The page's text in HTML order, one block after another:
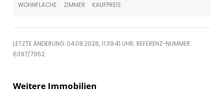
WOHNFLÄCHE ZIMMER KAUFPREIS
LETZTE ÄNDERUNG: 04.08.2026, 11:39:41 UHR; REFERENZ-NUMMER:
6397/7952
Weitere Immobilien